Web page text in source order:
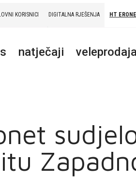
KORISNICI DIGITALNA RJEŠENJA HT
natječaji